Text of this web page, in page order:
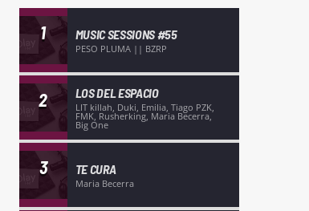
1 MUSIC SESSIONS #55
PESO PLUMA || BZRP
2 LOS DEL ESPACIO
LIT killah, Duki, Emilia, Tiago PZK,
FMK, Rusherking, Maria Becerra,
Big One
3 TE CURA
Maria Becerra